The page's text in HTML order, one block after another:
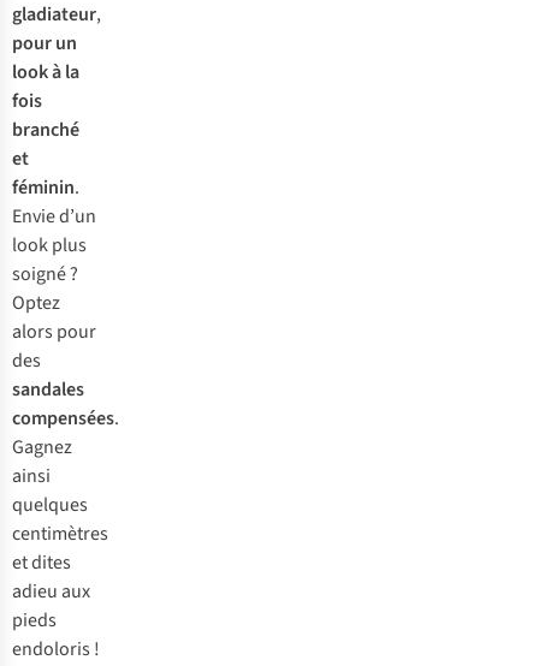
alors
la
solution
la
plus
adaptée
et
la
plus
chaude.
Assurez-
vous
que
vos
bottes
Lire
la
suite
Robe
longue
+
Les
Françaises
ne
jurent
gladiateur,
pour un
look à la
fois
branché
et
féminin.
Envie d’un
look plus
soigné ?
Optez
alors pour
des
sandales
compensées.
Gagnez
ainsi
quelques
centimètres
et dites
adieu aux
pieds
endoloris !